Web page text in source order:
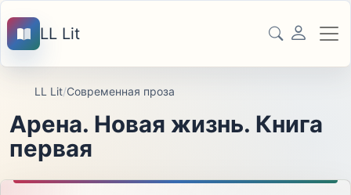
LL Lit
LL Lit/Современная проза
Арена. Новая жизнь. Книга
первая